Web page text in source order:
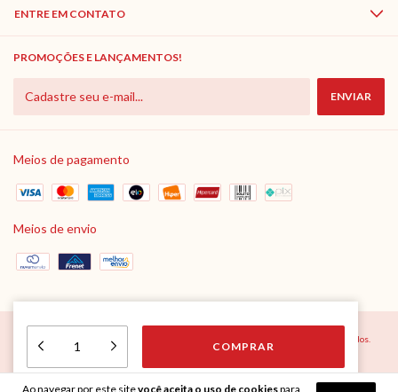
Ao navegar por este sitevocê aceita o uso de cookiespara
ENTRE EM CONTATO
PROMOÇÕES E LANÇAMENTOS!
Meios de pagamento
Meios de envio
Copyright Lar do Marceneiro - 10527862000120 - 2026. Todos os direitos reservados.